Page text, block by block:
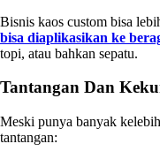
Bisnis kaos custom bisa
bisa diaplikasikan ke
topi, atau bahkan sepatu.
Tantangan Dan
Meski punya banyak
tantangan: